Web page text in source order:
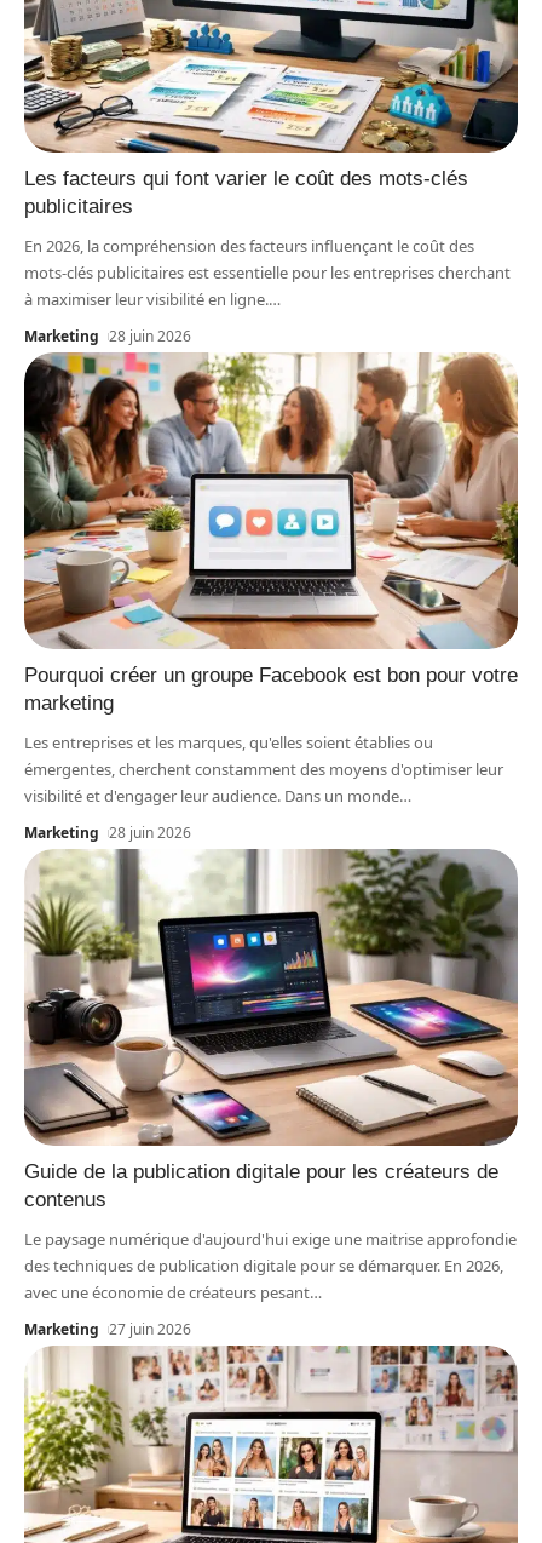
Les facteurs qui font varier le coût des mots-clés
publicitaires
En 2026, la compréhension des facteurs influençant le coût des
mots-clés publicitaires est essentielle pour les entreprises cherchant
à maximiser leur visibilité en ligne.…
Marketing 28 juin 2026
Pourquoi créer un groupe Facebook est bon pour votre
marketing
Les entreprises et les marques, qu'elles soient établies ou
émergentes, cherchent constamment des moyens d'optimiser leur
visibilité et d'engager leur audience. Dans un monde…
Marketing 28 juin 2026
Guide de la publication digitale pour les créateurs de
contenus
Le paysage numérique d'aujourd'hui exige une maitrise approfondie
des techniques de publication digitale pour se démarquer. En 2026,
avec une économie de créateurs pesant…
Marketing 27 juin 2026